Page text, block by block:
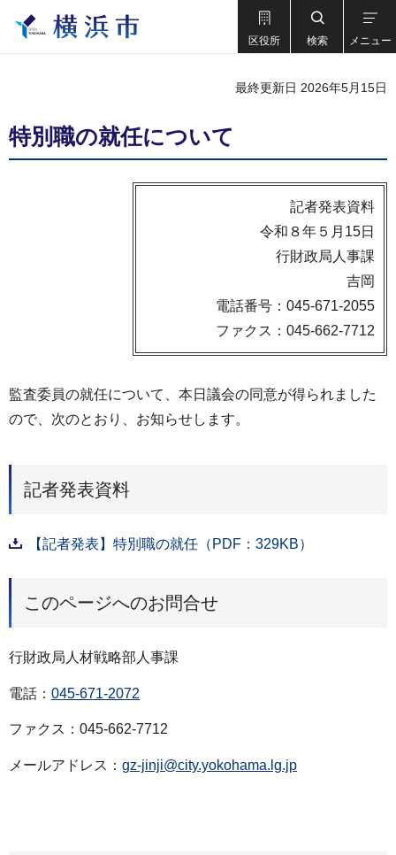
区役所 検索 メニュー
最終更新日 2026年5月15日
特別職の就任について
記者発表資料
令和８年５月15日
行財政局人事課
吉岡
電話番号：045-671-2055
ファクス：045-662-7712
監査委員の就任について、本日議会の同意が得られました
ので、次のとおり、お知らせします。
記者発表資料
【記者発表】特別職の就任（PDF：329KB）
このページへのお問合せ
行財政局人材戦略部人事課
電話： 045-671-2072
ファクス：045-662-7712
メールアドレス： gz-jinji@city.yokohama.lg.jp